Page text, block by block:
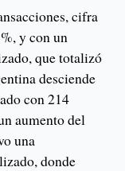
cifra
y con un
que totalizó
desciende
con 214
aumento del
una
donde